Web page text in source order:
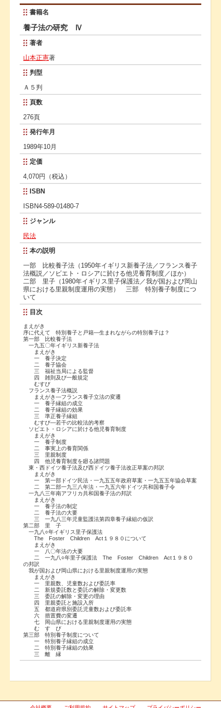
書籍名
養子法の研究 Ⅳ
著者
山本正憲著
判型
Ａ５判
頁数
276頁
発行年月
1989年10月
定価
4,070円（税込）
ISBN
ISBN4-589-01480-7
ジャンル
民法
本の説明
一部 比較養子法（1950年イギリス新養子法／フランス養子
法概説／ソビエト・ロシアに於ける他児養育制度／ほか）
二部 里子（1980年イギリス里子保護法／我が国および岡山
県における里親制度運用の実態） 三部 特別養子制度につ
いて
目次
まえがき
序に代えて 特別養子と戸籍―生まれながらの特別養子は？
第一部 比較養子法
一九五〇年イギリス新養子法
まえがき
一 養子決定
二 養子協会
三 福祉当局による監督
四 雑則及び一般規定
むすび
フランス養子法概説
まえがき―フランス養子立法の変遷
一 養子縁組の成立
二 養子縁組の効果
三 準正養子縁組
むすび―若干の比較法的考察
ソビエト・ロシアに於ける他児養育制度
まえがき
一 養子制度
二 事実上の養育関係
三 里親制度
四 他児養育制度を廻る諸問題
東・西ドイツ養子法及び西ドイツ養子法改正草案の邦訳
まえがき
一 第一部ドイツ民法・一九五五年政府草案・一九五五年協会草案
二 第二部一九三八年法・一九五六年ドイツ共和国養子令
一九八三年南アフリカ共和国養子法の邦訳
まえがき
一 養子法の制定
二 養子法の大要
三 一九八三年児童監護法第四章養子縁組の仮訳
第二部 里 子
一九八○年イギリス里子保護法
The Foster Children Act１９８０について
まえがき
一 八〇年法の大要
二 一九八○年里子保護法 The Foster Children Act１９８０
の邦訳
我が国および岡山県における里親制度運用の実態
まえがき
一 里親数、児童数および委託率
二 新規委託数と委託の解除・変更数
三 委託の解除・変更の理由
四 里親委託と施設入所
五 都道府県別委託児童数および委託率
六 措置費の変遷
七 岡山県における里親制度運用の実態
む す び
第三部 特別養子制度について
一 特別養子縁組の成立
二 特別養子縁組の効果
三 離 縁